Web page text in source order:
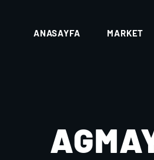
ANASAYFA MARKET